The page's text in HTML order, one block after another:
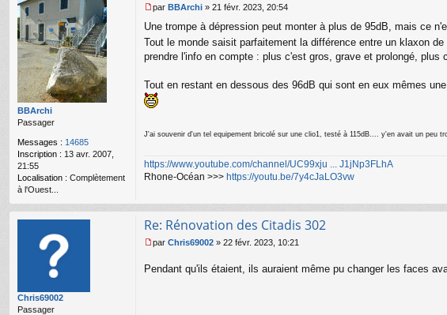
BBArchi
Passager
Messages : 14685
Inscription : 13 avr. 2007,
21:55
Localisation : Complètement
à l'Ouest...
e
s
a
e
n
o
l
par BBArchi » 21 févr. 2023, 20:54
Une trompe à dépression peut monter à plus de 95dB, mais ce
Tout le monde saisit parfaitement la différence entre un klaxon
prendre l'info en compte : plus c'est gros, grave et prolongé, plus
Tout en restant en dessous des 96dB qui sont en eux mêmes
J'ai souvenir d'un tel equipement bricolé sur une clio1, testé à 115dB.... y'en avait un peu
https://www.youtube.com/channel/UC99xju ... J1jNp3FLhA
Rhone-Océan >>> https://youtu.be/7y4cJaLO3vw
Chris69002
Passager
Re: Rénovation des Citadis 302
s
par Chris69002 » 22 févr. 2023, 10:21
Pendant qu'ils étaient, ils auraient même pu changer les faces